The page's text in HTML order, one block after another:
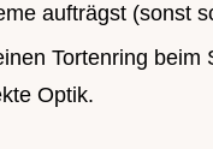
aufträgst (sonst
Tortenring beim
Optik.